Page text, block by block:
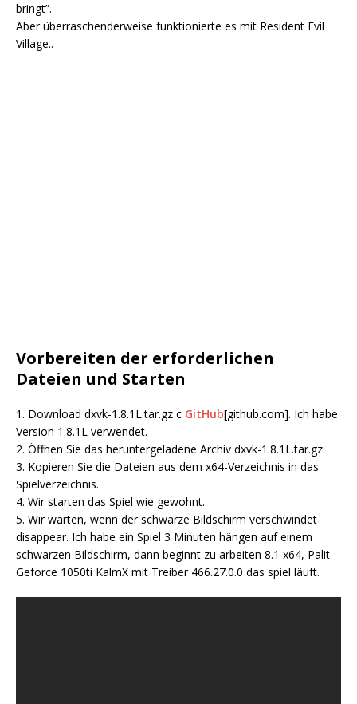
bringt”.
Aber überraschenderweise funktionierte es mit Resident Evil
Village..
Vorbereiten der erforderlichen
Dateien und Starten
1. Download dxvk-1.8.1L.tar.gz c GitHub[github.com]. Ich habe
Version 1.8.1L verwendet.
2. Öffnen Sie das heruntergeladene Archiv dxvk-1.8.1L.tar.gz.
3. Kopieren Sie die Dateien aus dem x64-Verzeichnis in das
Spielverzeichnis.
4. Wir starten das Spiel wie gewohnt.
5. Wir warten, wenn der schwarze Bildschirm verschwindet
disappear. Ich habe ein Spiel 3 Minuten hängen auf einem
schwarzen Bildschirm, dann beginnt zu arbeiten 8.1 x64, Palit
Geforce 1050ti KalmX mit Treiber 466.27.0.0 das spiel läuft.